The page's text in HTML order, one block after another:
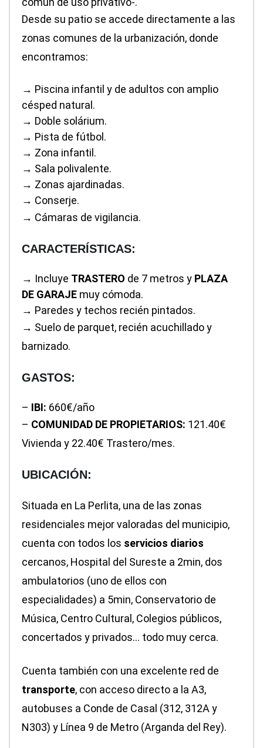
Desde su patio se accede directamente a las
zonas comunes de la urbanización, donde
encontramos:
→ Piscina infantil y de adultos con amplio
césped natural.
→ Doble solárium.
→ Pista de fútbol.
→ Zona infantil.
→ Sala polivalente.
→ Zonas ajardinadas.
→ Conserje.
→ Cámaras de vigilancia.
CARACTERÍSTICAS:
→ Incluye TRASTERO de 7 metros y PLAZA
DE GARAJE muy cómoda.
→ Paredes y techos recién pintados.
→ Suelo de parquet, recién acuchillado y
barnizado.
GASTOS:
– IBI: 660€/año
– COMUNIDAD DE PROPIETARIOS: 121.40€
Vivienda y 22.40€ Trastero/mes.
UBICACIÓN:
Situada en La Perlita, una de las zonas
residenciales mejor valoradas del municipio,
cuenta con todos los servicios diarios
cercanos, Hospital del Sureste a 2min, dos
ambulatorios (uno de ellos con
especialidades) a 5min, Conservatorio de
Música, Centro Cultural, Colegios públicos,
concertados y privados… todo muy cerca.
Cuenta también con una excelente red de
transporte, con acceso directo a la A3,
autobuses a Conde de Casal (312, 312A y
N303) y Línea 9 de Metro (Arganda del Rey).